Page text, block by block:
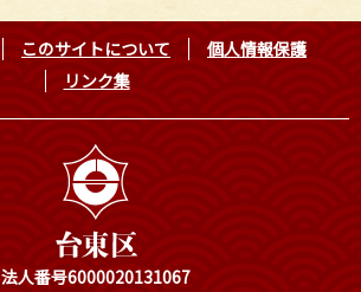
このサイトについて
個人情報保護
リンク集
法人番号6000020131067